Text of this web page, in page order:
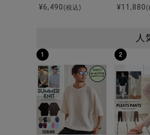
¥6,490 (税込)
¥11,880 (
人
1 2